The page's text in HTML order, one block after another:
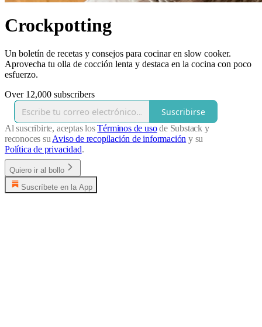
Crockpotting
Un boletín de recetas y consejos para cocinar en slow cooker.
Aprovecha tu olla de cocción lenta y destaca en la cocina con poco
esfuerzo.
Over 12,000 subscribers
Suscribirse
Al suscribirte, aceptas losTérminos de usode Substack y
reconoces suAviso de recopilación de información y su
Política de privacidad.
Quiero ir al bollo
Suscríbete en la App